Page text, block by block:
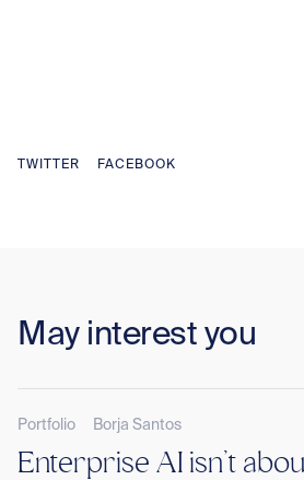
TWITTER FACEBOOK
May interest you
Portfolio Borja Santos
Enterprise AI isn’t